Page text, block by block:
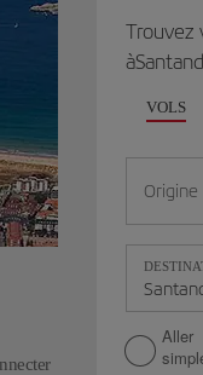
Trouvez
VOLS
Origine
Aller